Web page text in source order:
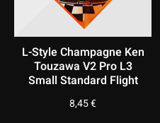
L-Style Champagne Ken
Touzawa V2 Pro L3
Small Standard Flight
8,45€